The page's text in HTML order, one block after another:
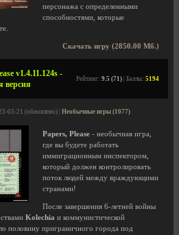
персонажа с определенными
способностями, которые
Скачать игру (2850.00 Мб.)
v1.4.11.124s -
версия
Рейтинг: 9.5 (71) | Баллы: 5194
03-21 (обновлено) | Необычные игры (1077)
Papers, Please - необычная игра,
где вы будете работать
иммиграционным инспектором,
который должен контролировать
поток людей между враждующими
странами!
После завершения 6-летней войны
Kolechia и коммунистической
половину приграничного города под